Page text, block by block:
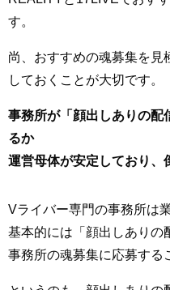
す。
尚、おすすめの魂募集を見
しておくことが大切です。
事務所が「顔出しありの配
るか
運営母体が安定しており、
Vライバー専門の事務所は
基本的には「顔出しありの
事務所の魂募集に応募する